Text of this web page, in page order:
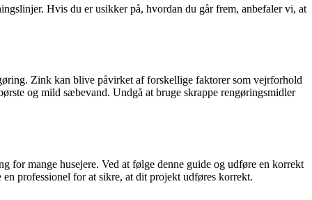
Hvis du er usikker på, hvordan du går frem, anbefaler vi, at
Zink kan blive påvirket af forskellige faktorer som vejrforhold
og mild sæbevand. Undgå at bruge skrappe rengøringsmidler
for mange husejere. Ved at følge denne guide og udføre en korrekt
professionel for at sikre, at dit projekt udføres korrekt.